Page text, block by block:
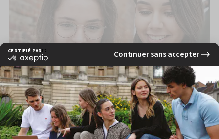
EN CE MOMENT À L'EFAP